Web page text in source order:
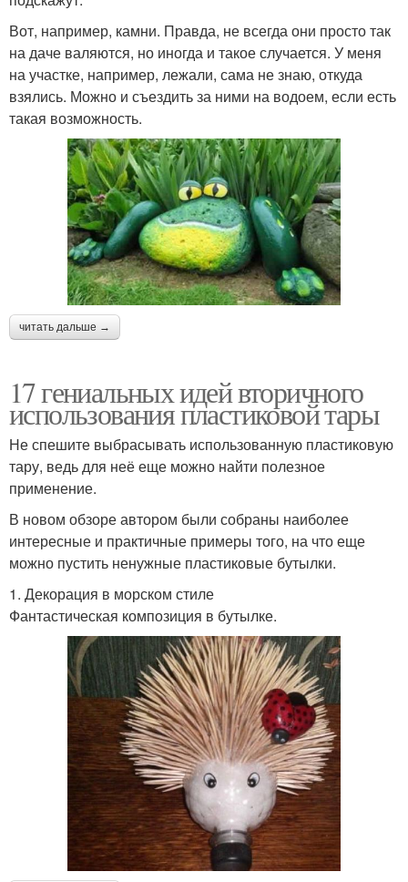
Вот, например, камни. Правда, не всегда они просто так
на даче валяются, но иногда и такое случается. У меня
на участке, например, лежали, сама не знаю, откуда
взялись. Можно и съездить за ними на водоем, если есть
такая возможность.
читать дальше →
17 гениальных идей вторичного
использования пластиковой тары
Не спешите выбрасывать использованную пластиковую
тару, ведь для неё еще можно найти полезное
применение.
В новом обзоре автором были собраны наиболее
интересные и практичные примеры того, на что еще
можно пустить ненужные пластиковые бутылки.
1. Декорация в морском стиле
Фантастическая композиция в бутылке.